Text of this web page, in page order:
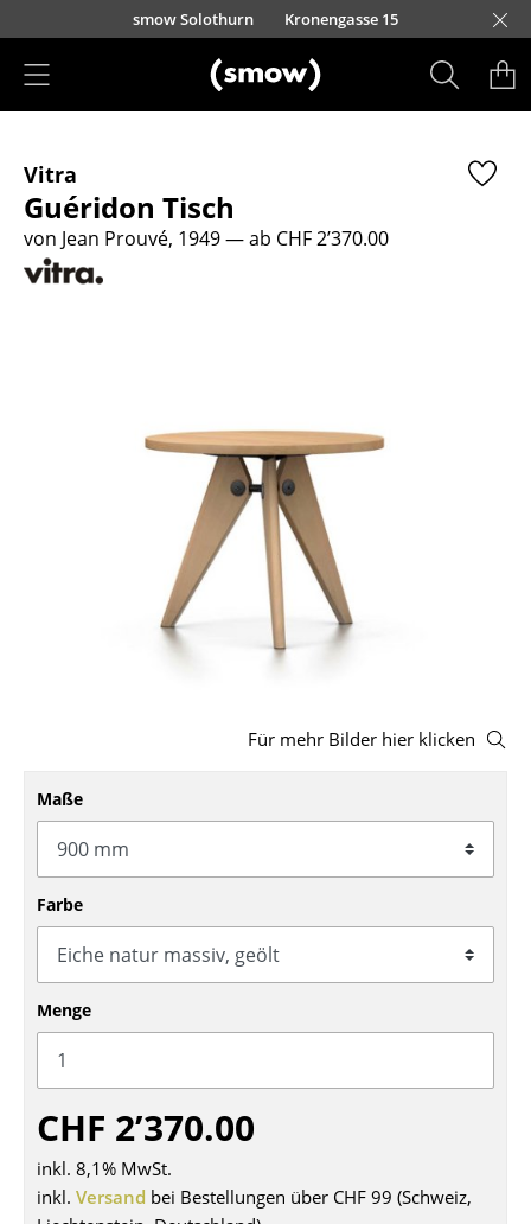
Direkt zum Inhaltsmow Solothurn Kronengasse 15
Sitzmöbel
Esszimmerstühle
Sofas
Bänke & Liegen
Schaukelstühle
Bürodrehstühle
Konferenzstühle
Bürosessel
Einzelteile
... alle Sitzmöbel
Tische
Esstische
Beistelltische
Vitra
Guéridon Tisch
von Jean Prouvé, 1949— ab CHF 2’370.00
Für mehr Bilder hier klicken
Maße
Farbe
Menge
CHF 2’370.00
inkl. 8,1% MwSt.
inkl. Versand bei Bestellungen über CHF 99 (Schweiz,